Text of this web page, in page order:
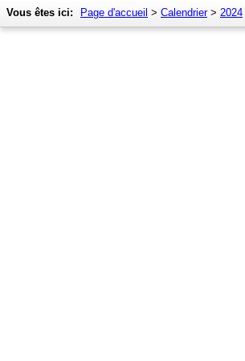
Vous êtes ici: Page d'accueil > Calendrier> 2024